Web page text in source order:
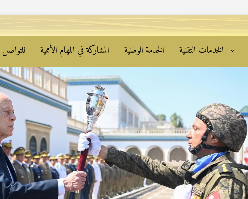
الخدمات التقنية الخدمة الوطنية المشاركة في المهام الأممية للتواصل